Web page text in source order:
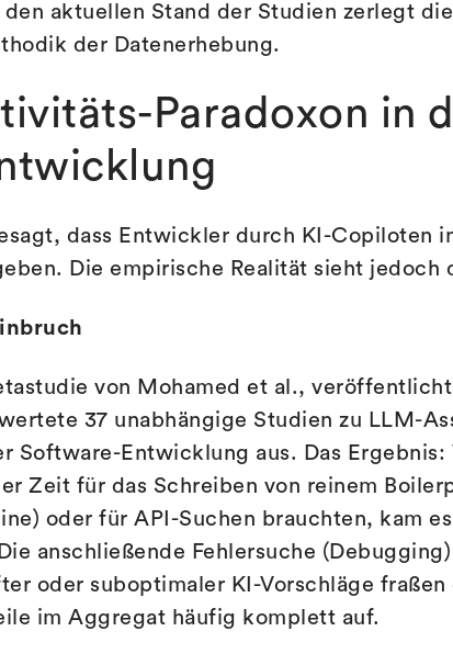
aktuellen Stand der Studien zerlegt
der Datenerhebung.
Paradoxon in
dass Entwickler durch KI-Copiloten
Die empirische Realität sieht jedoch
von Mohamed et al.,
37 unabhängige Studien zu LLM-
Software-Entwicklung aus. Das Ergebnis:
Zeit für das Schreiben von reinem
oder für API-Suchen brauchten, kam
anschließende Fehlersuche
oder suboptimaler KI-Vorschläge fraßen
im Aggregat häufig komplett auf.